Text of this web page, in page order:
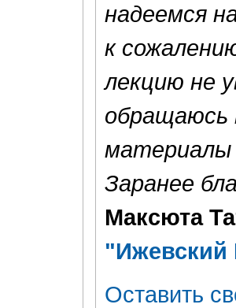
надеемся
к
лекцию не
обращаюсь
материалы
Заранее
Максюта
"Ижевский
Оставить